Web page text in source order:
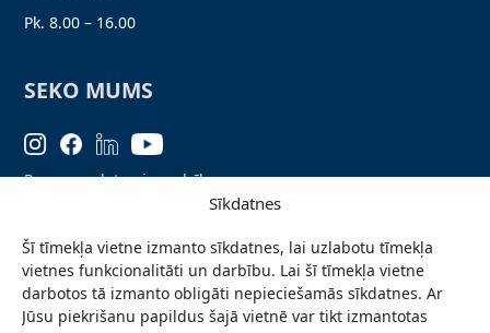
Sīkdatnes
Šī tīmekļa vietne izmanto sīkdatnes, lai uzlabotu tīmekļa
vietnes funkcionalitāti un darbību. Lai šī tīmekļa vietne
darbotos tā izmanto obligāti nepieciešamās sīkdatnes. Ar
Jūsu piekrišanu papildus šajā vietnē var tikt izmantotas
Pk. 8.00 – 16.00
SEKO MUMS
Personas datu aizsardzība
Ziņo par problēmu
Pieteikties jaunumiem
Piekļūstamības paziņojums